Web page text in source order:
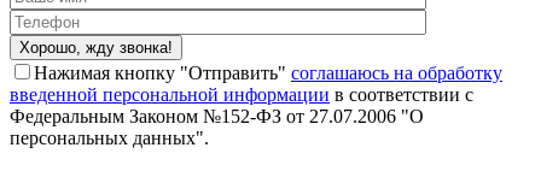
Нажимая кнопку "Отправить" соглашаюсь на обработку
введенной персональной информации в соответствии с
Федеральным Законом №152-ФЗ от 27.07.2006 "О
персональных данных".